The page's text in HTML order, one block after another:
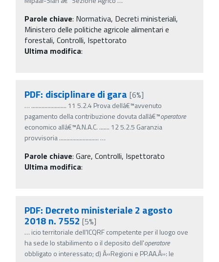
Parole chiave: Normativa, Decreti ministeriali,
Ministero delle politiche agricole alimentari e
forestali, Controlli, Ispettorato
Ultima modifica:
PDF: disciplinare di gara [6%]
… ........................ 11 5.2.4 Prova dellâ€™avvenuto
pagamento della contribuzione dovuta dallâ€™operatore
economico allâ€™A.N.A.C. ....... 12 5.2.5 Garanzia
provvisoria ........................... …
Parole chiave: Gare, Controlli, Ispettorato
Ultima modifica:
PDF: Decreto ministeriale 2 agosto
2018 n. 7552 [5%]
… icio territoriale dell'ICQRF competente per il luogo ove
ha sede lo stabilimento o il deposito dell'operatore
obbligato o interessato; d) Â«Regioni e PP.AA.Â»: le